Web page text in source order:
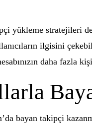
yükleme stratejileri
ilgisini
daha fazla
bayan takipçi